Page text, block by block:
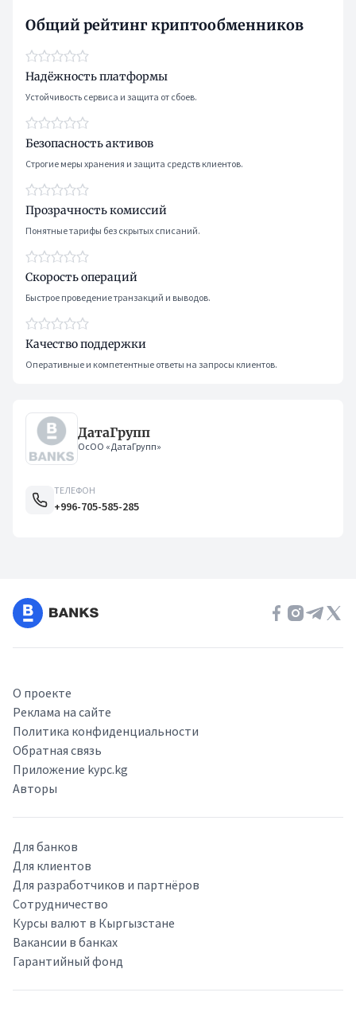
Общий рейтинг криптообменников
Надёжность платформы
Устойчивость сервиса и защита от сбоев.
Безопасность активов
Строгие меры хранения и защита средств клиентов.
Прозрачность комиссий
Понятные тарифы без скрытых списаний.
Скорость операций
Быстрое проведение транзакций и выводов.
Качество поддержки
Оперативные и компетентные ответы на запросы клиентов.
ДатаГрупп
ОсОО «ДатаГрупп»
ТЕЛЕФОН
+996-705-585-285
О проекте
Реклама на сайте
Политика конфиденциальности
Обратная связь
Приложение kypc.kg
Авторы
Для банков
Для клиентов
Для разработчиков и партнёров
Сотрудничество
Курсы валют в Кыргызстане
Вакансии в банках
Гарантийный фонд